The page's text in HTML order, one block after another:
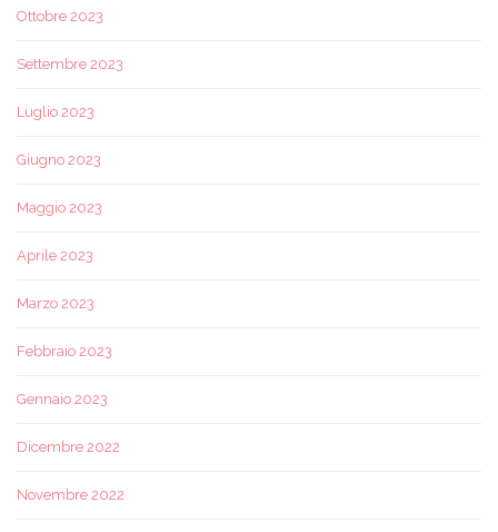
Ottobre 2023
Settembre 2023
Luglio 2023
Giugno 2023
Maggio 2023
Aprile 2023
Marzo 2023
Febbraio 2023
Gennaio 2023
Dicembre 2022
Novembre 2022